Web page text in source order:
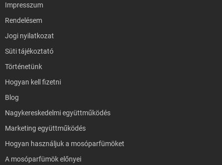
Impresszum
Rendelésem
Jogi nyilatkozat
Süti tájékoztató
Történetünk
Hogyan kell fizetni
Blog
Nagykereskedelmi együttműködés
Marketing együttműködés
Hogyan használjuk a mosóparfümöket
A mosóparfümök előnyei